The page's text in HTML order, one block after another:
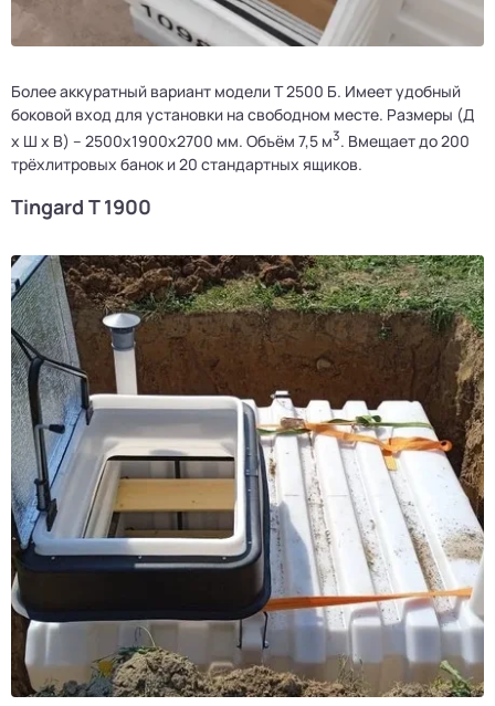
Более аккуратный вариант модели Т 2500 Б. Имеет удобный
боковой вход для установки на свободном месте. Размеры (Д
х Ш х В) – 2500x1900x2700 мм. Объём 7,5 м3. Вмещает до 200
трёхлитровых банок и 20 стандартных ящиков.
Tingard Т 1900